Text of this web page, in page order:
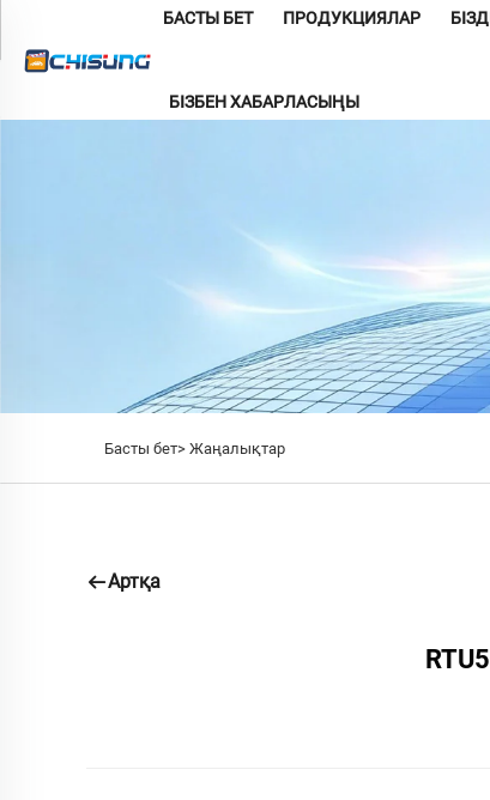
БАСТЫ БЕТ ПРОДУКЦИЯЛАР
БІЗБЕН ХАБАРЛАСЫҢЫ
Басты бет> Жаңалықтар
Артқа